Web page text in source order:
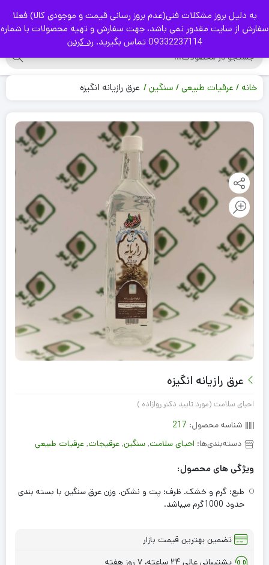
به دلیل بروز مشکلات فنی(عدم بروز رسانی قیمت و موجودی کالا) فعلا
سفارش از سایت مقدور نمی باشد، جهت سفارش و تهیه محصولات با شماره
09332237114 تماس بگیرید.
رد کردن
|
خانه عرقیات طبیعی سنگین عرق رازیانه انگیزه
عرق رازیانه انگیزه
احیای سلامت (مورد تایید دکتر روازاده )
شناسه محصول: 217
دسته‌بندی‌ها: احیای سلامت, سنگین, عرقيجات, عرقیات طبیعی
ویژگی های محصول:
طبع: گرم و خشک. ظرف: پت و نشکن. وزن عرق سنگین با بسته بندی
حدود 1000گرم میباشد.
تضمین بهترین قیمت بازار
پشتیبانی عالی ۲۴ ساعته، ۷ روز هفته